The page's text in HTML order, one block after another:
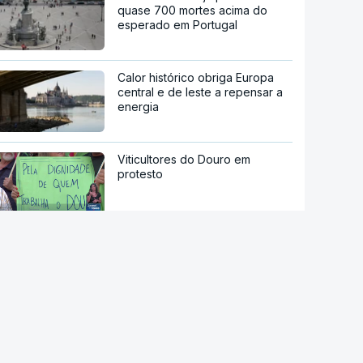
quase 700 mortes acima do
esperado em Portugal
Calor histórico obriga Europa
central e de leste a repensar a
energia
Viticultores do Douro em
protesto